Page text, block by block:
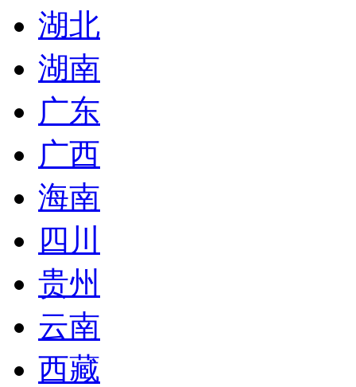
湖北
湖南
广东
广西
海南
四川
贵州
云南
西藏